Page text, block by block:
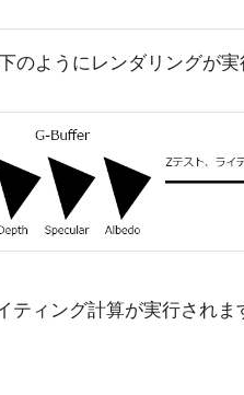
ようにレンダリングが実
ィング計算が実行されま